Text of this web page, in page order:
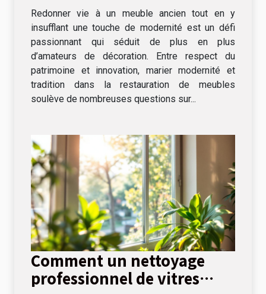
meubles ?
Redonner vie à un meuble ancien tout en y
insufflant une touche de modernité est un défi
passionnant qui séduit de plus en plus
d’amateurs de décoration. Entre respect du
patrimoine et innovation, marier modernité et
tradition dans la restauration de meubles
soulève de nombreuses questions sur...
Comment un nettoyage
professionnel de vitres